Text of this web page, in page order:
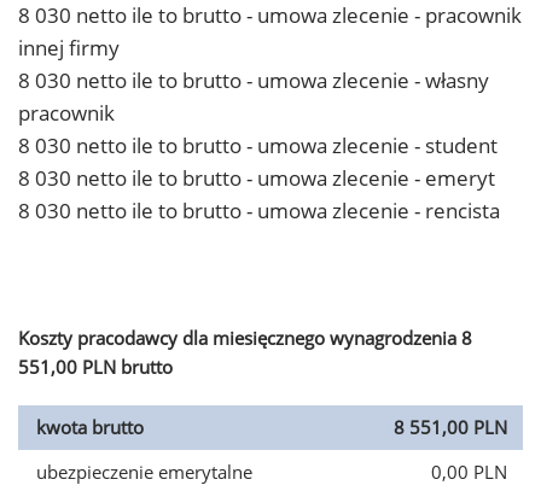
8 030 netto ile to brutto - umowa zlecenie - pracownik
innej firmy
8 030 netto ile to brutto - umowa zlecenie - własny
pracownik
8 030 netto ile to brutto - umowa zlecenie - student
8 030 netto ile to brutto - umowa zlecenie - emeryt
8 030 netto ile to brutto - umowa zlecenie - rencista
Koszty pracodawcy dla miesięcznego wynagrodzenia 8
551,00 PLN brutto
kwota brutto
8 551,00 PLN
ubezpieczenie emerytalne
0,00 PLN